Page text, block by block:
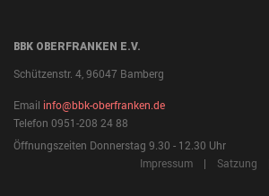
BBK OBERFRANKEN E.V.
Schützenstr. 4, 96047 Bamberg
Email info@bbk-oberfranken.de
Telefon 0951-208 24 88
Öffnungszeiten Donnerstag 9.30 - 12.30 Uhr
Impressum | Satzung